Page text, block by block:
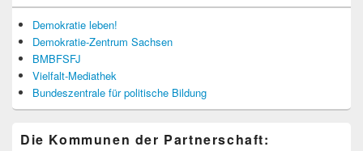
Demokratie leben!
Demokratie-Zentrum Sachsen
BMBFSFJ
Vielfalt-Mediathek
Bundeszentrale für politische Bildung
Die Kommunen der Partnerschaft: